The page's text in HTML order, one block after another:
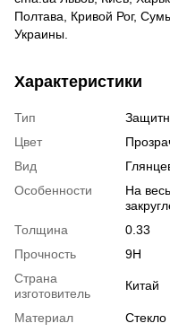
Полтава, Кривой Рог,
Украины.
Характеристики
Тип
Цвет
Вид
Особенности
На
Толщина
0.33
Прочность
9H
Страна
изготовитель
Китай
Материал Стекло